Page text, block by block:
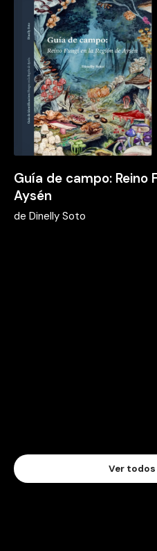
Guía de campo: Reino
Aysén
de Dinelly Soto
Ver